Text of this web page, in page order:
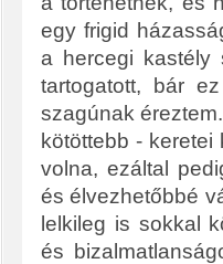
egy frigid
a hercegi kastély
tartogatott, bár
szagúnak
kötöttebb -
volna, ezáltal
és élvezhetőbbé
lelkileg is sokkal
és